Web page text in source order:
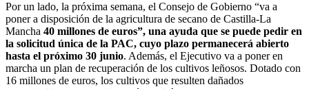
Por un lado, la próxima semana, el Consejo de Gobierno “va a
poner a disposición de la agricultura de secano de Castilla-La
Mancha 40 millones de euros”, una ayuda que se puede pedir en
la solicitud única de la PAC, cuyo plazo permanecerá abierto
hasta el próximo 30 junio. Además, el Ejecutivo va a poner en
marcha un plan de recuperación de los cultivos leñosos. Dotado con
16 millones de euros, los cultivos que resulten dañados